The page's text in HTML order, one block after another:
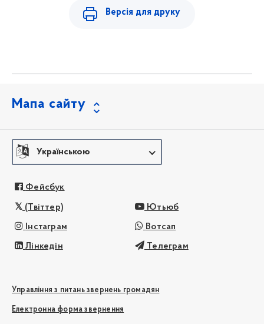
Версія для друку
Мапа сайту
Українською
Фейсбук
(Твіттер) Ютьюб
Інстаграм Вотсап
Лінкедін Телеграм
Управління з питань звернень громадян
Електронна форма звернення